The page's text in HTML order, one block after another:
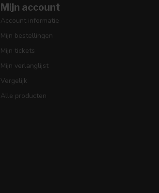
Mijn account
Account informatie
Mijn bestellingen
Mijn tickets
Mijn verlanglijst
Vergelijk
Alle producten